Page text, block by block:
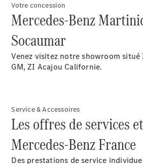
Notre
Groupe
Actualités
Formulaire
de contact
Votre concession
Mercedes-Benz
Socaumar
Venez visitez notre showroom
GM, ZI Acajou Californie.
Service & Accessoires
Les offres de services
Mercedes-Benz France
Des prestations de service